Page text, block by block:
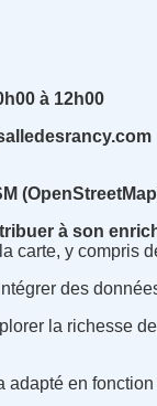
à 12h00
à son
carte, y compris
des
la richesse
en